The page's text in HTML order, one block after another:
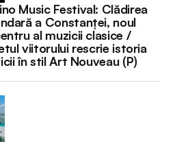
Music Festival: Clădirea
a Constanței, noul
al muzicii clasice /
viitorului rescrie istoria
în stil Art Nouveau (P)